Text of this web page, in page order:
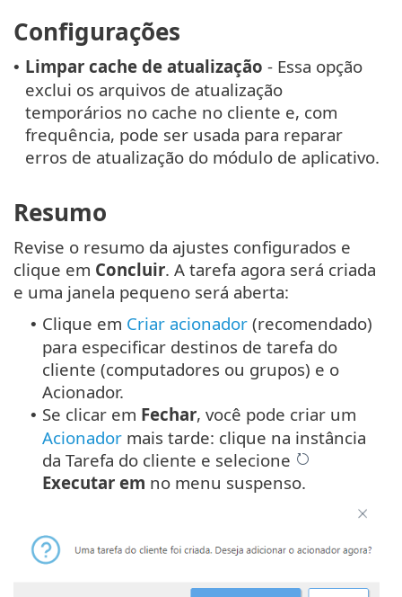
Configurações
• Limpar cache de atualização - Essa opção
exclui os arquivos de atualização
temporários no cache no cliente e, com
frequência, pode ser usada para reparar
erros de atualização do módulo de aplicativo.
Resumo
Revise o resumo da ajustes configurados e
clique em Concluir. A tarefa agora será criada
e uma janela pequeno será aberta:
• Clique em Criar acionador (recomendado)
para especificar destinos de tarefa do
cliente (computadores ou grupos) e o
Acionador.
• Se clicar em Fechar, você pode criar um
Acionador mais tarde: clique na instância
da Tarefa do cliente e selecione
Executar em no menu suspenso.